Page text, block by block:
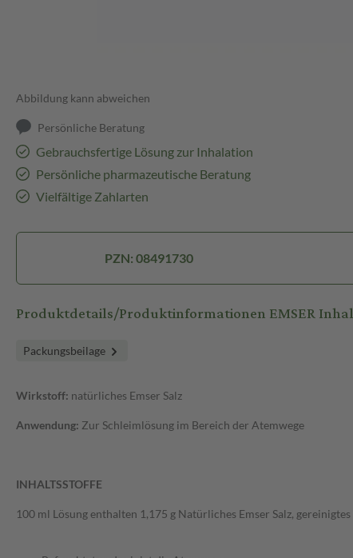
Abbildung kann abweichen
Persönliche Beratung
Gebrauchsfertige Lösung zur Inhalation
Persönliche pharmazeutische Beratung
Vielfältige Zahlarten
PZN: 08491730
Produktdetails/Produktinformationen EMSER
Packungsbeilage
Wirkstoff: natürliches Emser Salz
Anwendung: Zur Schleimlösung im Bereich der Atemwege
INHALTSSTOFFE
100 ml Lösung enthalten 1,175 g Natürliches Emser Salz, gereinigtes